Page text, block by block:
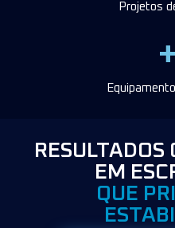
Projetos
RESULTADOS
EM
QUE